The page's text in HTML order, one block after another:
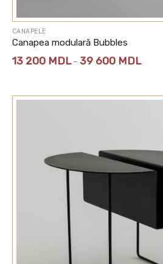
CANAPELE
Canapea modulară Bubbles
13 200 MDL – 39 600 MDLde
până